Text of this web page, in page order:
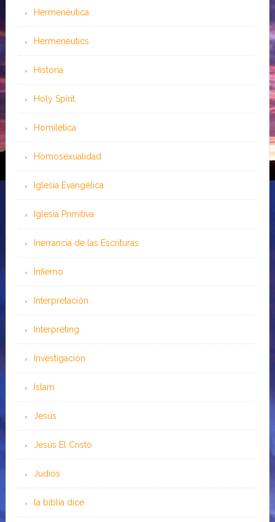
Hermenéutica
Hermeneutics
Historia
Holy Spirit
Homilética
Homosexualidad
Iglesia Evangélica
Iglesia Primitiva
Inerrancia de las Escrituras
Infierno
Interpretación
Interpreting
Investigación
Islam
Jesús
Jesús El Cristo
Judíos
la biblia dice